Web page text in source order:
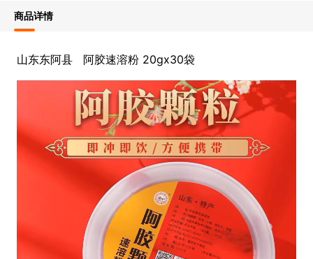
商品详情
山东东阿县 阿胶速溶粉 20gx30袋